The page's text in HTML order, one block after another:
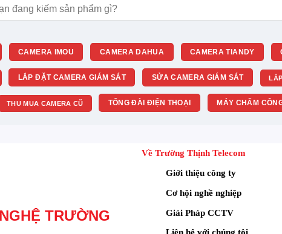
CAMERA IMOU CAMERA DAHUA CAMERA TIANDY
LẮP ĐẶT CAMERA GIÁM SÁT SỬA CAMERA GIÁM SÁT
THU MUA CAMERA CŨ TỔNG ĐÀI ĐIỆN THOẠI MÁY CHẤM
TRƯỜNG
Về Trường Thịnh Telecom
Giới thiệu công ty
Cơ hội nghề nghiệp
Giải Pháp CCTV